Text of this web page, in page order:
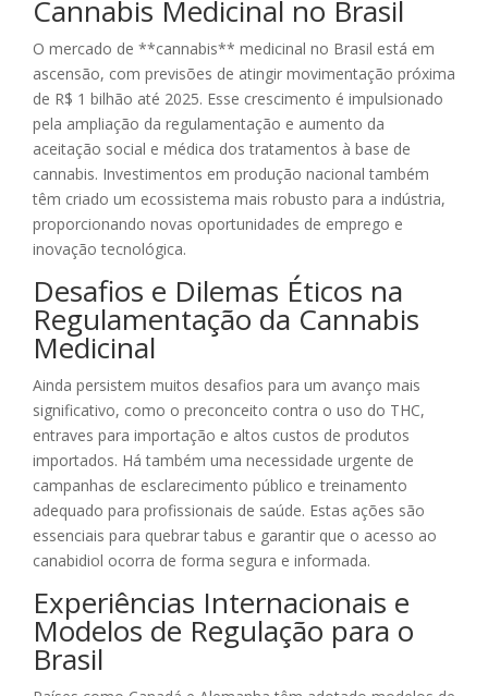
Cannabis Medicinal no Brasil
O mercado de **cannabis** medicinal no Brasil está em
ascensão, com previsões de atingir movimentação próxima
de R$ 1 bilhão até 2025. Esse crescimento é impulsionado
pela ampliação da regulamentação e aumento da
aceitação social e médica dos tratamentos à base de
cannabis. Investimentos em produção nacional também
têm criado um ecossistema mais robusto para a indústria,
proporcionando novas oportunidades de emprego e
inovação tecnológica.
Desafios e Dilemas Éticos na
Regulamentação da Cannabis
Medicinal
Ainda persistem muitos desafios para um avanço mais
significativo, como o preconceito contra o uso do THC,
entraves para importação e altos custos de produtos
importados. Há também uma necessidade urgente de
campanhas de esclarecimento público e treinamento
adequado para profissionais de saúde. Estas ações são
essenciais para quebrar tabus e garantir que o acesso ao
canabidiol ocorra de forma segura e informada.
Experiências Internacionais e
Modelos de Regulação para o
Brasil